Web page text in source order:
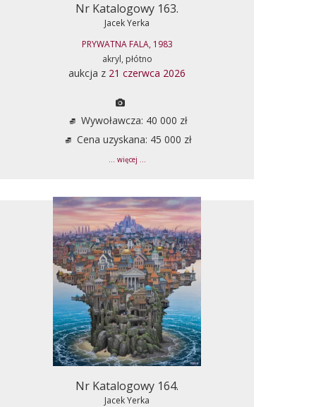
Nr Katalogowy 163.
Jacek Yerka
PRYWATNA FALA, 1983
akryl, płótno
aukcja z 21 czerwca 2026
Wywoławcza: 40 000 zł
Cena uzyskana: 45 000 zł
... więcej ...
Nr Katalogowy 164.
Jacek Yerka